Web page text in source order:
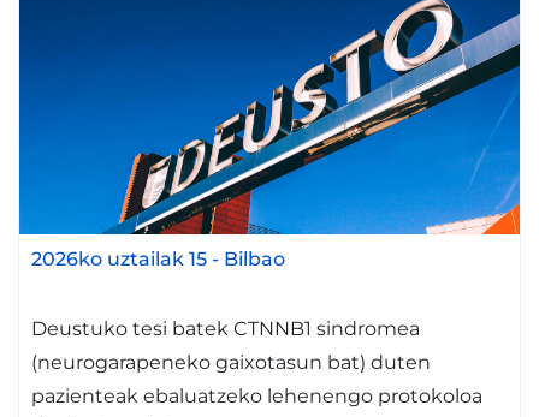
2026ko uztailak 15 - Bilbao
Deustuko tesi batek CTNNB1 sindromea
(neurogarapeneko gaixotasun bat) duten
pazienteak ebaluatzeko lehenengo protokoloa